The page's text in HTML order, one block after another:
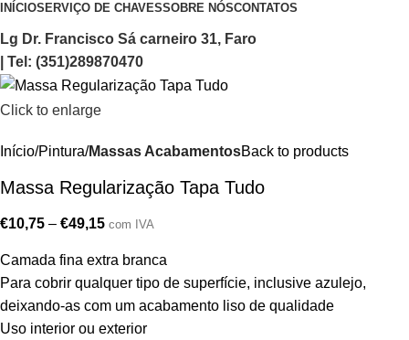
INÍCIOSERVIÇO DE CHAVESSOBRE NÓSCONTATOS
Lg Dr. Francisco Sá carneiro 31, Faro
| Tel: (351)289870470
Click to enlarge
Início Pintura Massas AcabamentosBack to products
Massa Regularização Tapa Tudo
€10,75 – €49,15 com IVA
Camada fina extra branca
Para cobrir qualquer tipo de superfície, inclusive azulejo,
deixando-as com um acabamento liso de qualidade
Uso interior ou exterior